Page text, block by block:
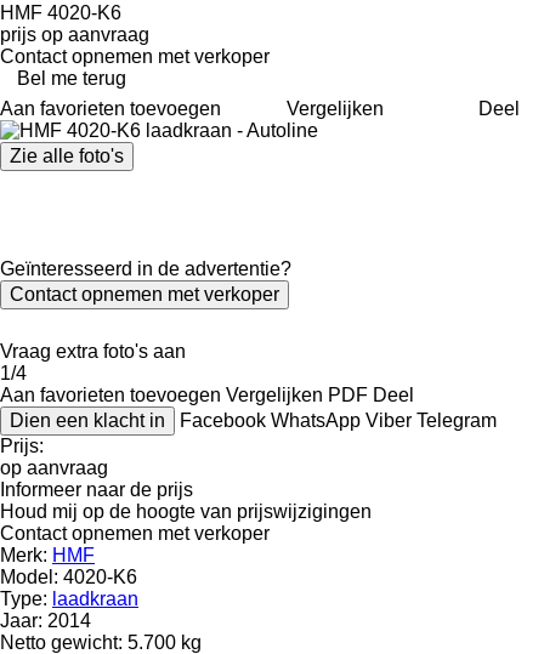
HMF 4020-K6
prijs op aanvraag
Contact opnemen met verkoper
Bel me terug
Aan favorieten toevoegen
Vergelijken Deel
Zie alle foto's
Geïnteresseerd in de advertentie?
Contact opnemen met verkoper
Vraag extra foto's aan
1/4
Aan favorieten toevoegen Vergelijken PDF Deel
Dien een klacht in
Facebook WhatsApp Viber Telegram
Prijs:
op aanvraag
Informeer naar de prijs
Houd mij op de hoogte van prijswijzigingen
Contact opnemen met verkoper
Merk: HMF
Model: 4020-K6
Type: laadkraan
Jaar: 2014
Netto gewicht: 5.700 kg